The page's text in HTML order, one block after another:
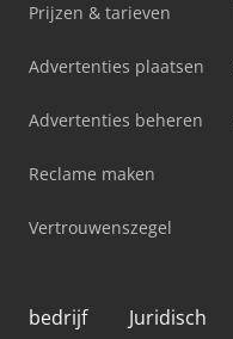
Prijzen & tarieven
Advertenties plaatsen
Advertenties beheren
Reclame maken
Vertrouwenszegel
bedrijf Juridisch